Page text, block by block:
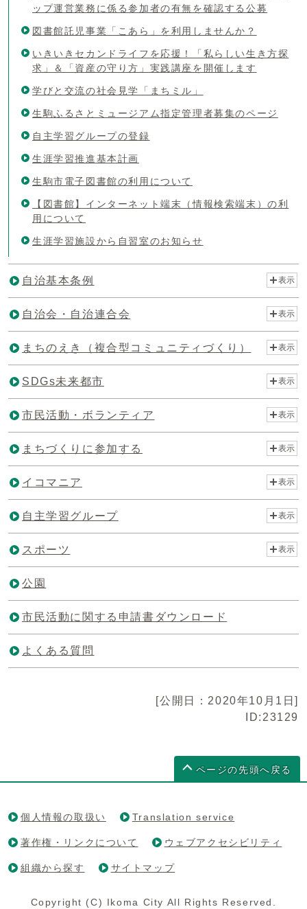
ップ運営業務に係る参加者の有無を確認する公募
図書館託児事業「こあら」を利用しませんか？
いきいきセカンドライフを応援！「私らしい生き方探
求」＆「資産の守り方」実践講座を開催します
学びと交流の社会見学「まちミル」
生駒ふるさとミュージアム指定管理者募集のページ
自主学習グループの登録
生涯学習推進基本計画
生駒市電子図書館の利用について
【図書館】インターネット端末（情報検索端末）の利
用について
生涯学習施設から自習室のお知らせ
自治基本条例 表示
自治会・自治連合会 表示
まちのえき（複合型コミュニティづくり） 表示
SDGs未来都市 表示
市民活動・ボランティア 表示
まちづくりに参加する 表示
イコマニア 表示
自主学習グループ 表示
スポーツ 表示
公園
市民活動に関する申請書ダウンロード
よくある質問
[公開日：2020年10月1日]
ID:23129
ページの先頭へ戻る
個人情報の取扱い Translation service
著作権・リンクについて ウェブアクセシビリティ
組織から探す サイトマップ
Copyright (C) Ikoma City All Rights Reserved.